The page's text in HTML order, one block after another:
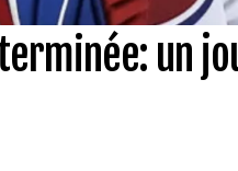
un